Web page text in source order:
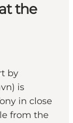
the
by
is
in close
from the